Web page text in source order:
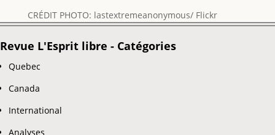
CRÉDIT PHOTO: lastextremeanonymous/ Flickr
Revue L'Esprit libre - Catégories
Quebec
Canada
International
Analyses